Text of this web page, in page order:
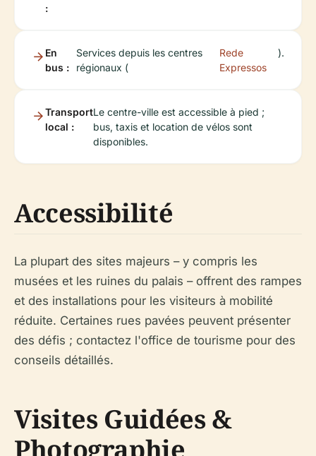
:
En
bus :
Services depuis les centres
régionaux (
Rede
Expressos
).
Transport
local :
Le centre-ville est accessible à pied ;
bus, taxis et location de vélos sont
disponibles.
Accessibilité
La plupart des sites majeurs – y compris les
musées et les ruines du palais – offrent des rampes
et des installations pour les visiteurs à mobilité
réduite. Certaines rues pavées peuvent présenter
des défis ; contactez l'office de tourisme pour des
conseils détaillés.
Visites Guidées &